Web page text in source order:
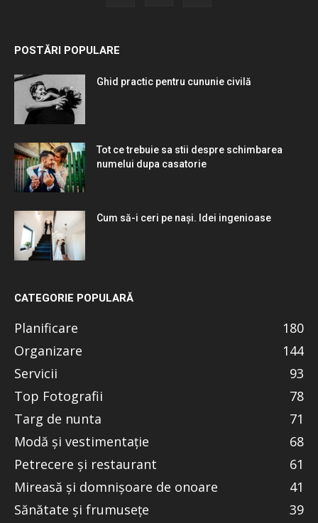
POSTĂRI POPULARE
Ghid practic pentru cununie civilă
Tot ce trebuie sa stii despre schimbarea
numelui dupa casatorie
Cum să-i ceri pe nași. Idei ingenioase
CATEGORIE POPULARĂ
Planificare
180
Organizare
144
Servicii
93
Top Fotografii
78
Targ de nunta
71
Modă și vestimentație
68
Petrecere și restaurant
61
Mireasă și domnișoare de onoare
41
Sănătate și frumusețe
39